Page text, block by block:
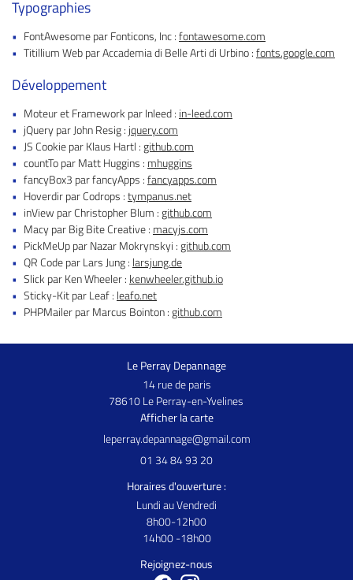
de véhicules
Galerie
Actualités
Contact
Typographies
FontAwesome par Fonticons, Inc :fontawesome.com
Titillium Web par Accademia di Belle Arti di Urbino :fonts.google.com
Développement
Moteur et Framework par Inleed : in-leed.com
jQuery par John Resig : jquery.com
JS Cookie par Klaus Hartl :github.com
countTo par Matt Huggins : mhuggins
fancyBox3 par fancyApps :fancyapps.com
Hoverdir par Codrops :tympanus.net
inView par Christopher Blum :github.com
Macy par Big Bite Creative : macyjs.com
PickMeUp par Nazar Mokrynskyi :github.com
QR Code par Lars Jung : larsjung.de
Slick par Ken Wheeler : kenwheeler.github.io
Sticky-Kit par Leaf : leafo.net
PHPMailer par Marcus Bointon :github.com
Le Perray Depannage
14 rue de paris
78610 Le Perray-en-Yvelines
Afficher la carte
01 34 84 93 20
Horaires d'ouverture :
Lundi au Vendredi
8h00-12h00
14h00 -18h00
Rejoignez-nous